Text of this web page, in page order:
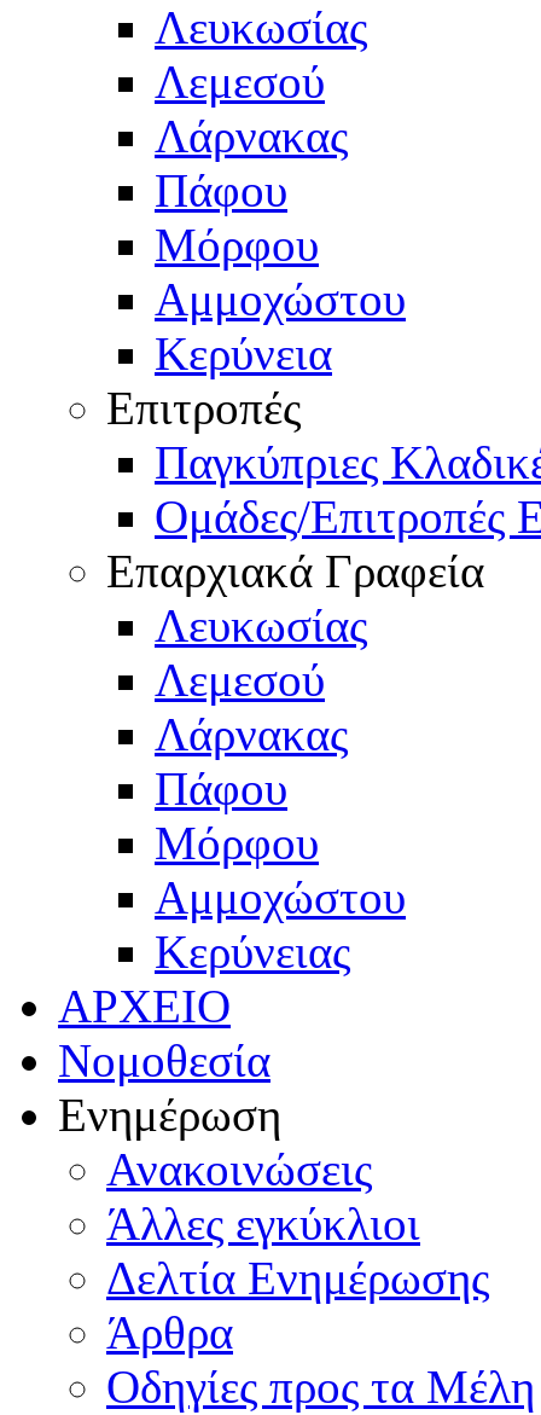
Λευκωσίας
Λεμεσού
Λάρνακας
Πάφου
Μόρφου
Αμμοχώστου
Κερύνεια
Επιτροπές
Παγκύπριες
Ομάδες/Επιτροπές
Επαρχιακά Γραφεία
Λευκωσίας
Λεμεσού
Λάρνακας
Πάφου
Μόρφου
Αμμοχώστου
Κερύνειας
ΑΡΧΕΙΟ
Νομοθεσία
Ενημέρωση
Ανακοινώσεις
Άλλες εγκύκλιοι
Δελτία Ενημέρωσης
Άρθρα
Οδηγίες προς τα Μέλη